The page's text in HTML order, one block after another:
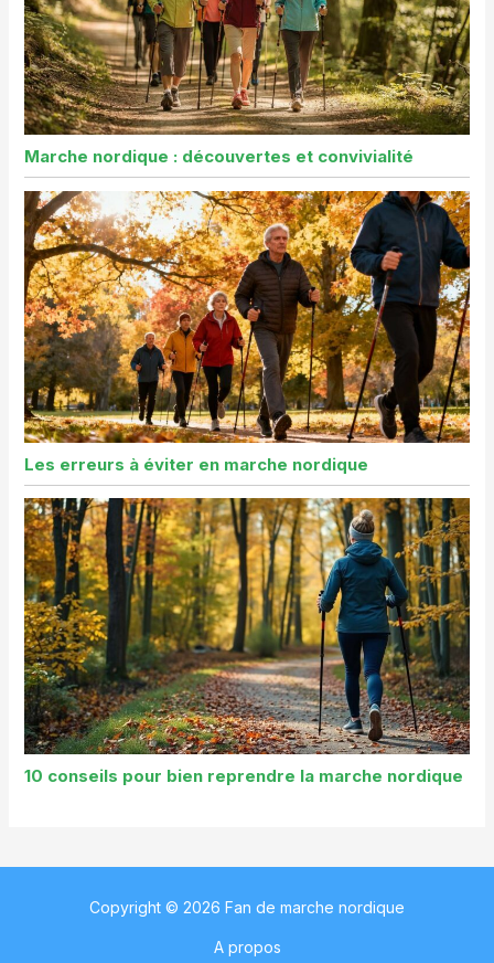
Marche nordique : découvertes et convivialité
Les erreurs à éviter en marche nordique
10 conseils pour bien reprendre la marche nordique
Copyright © 2026 Fan de marche nordique
A propos